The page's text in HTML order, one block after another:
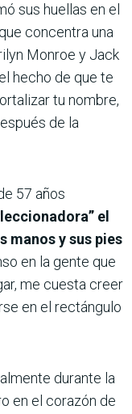
sus huellas en el
que concentra una
Monroe y Jack
hecho de que te
tu nombre,
de la
57 años
el
manos y sus pies
en la gente que
me cuesta creer
en el rectángulo
durante la
en el corazón de